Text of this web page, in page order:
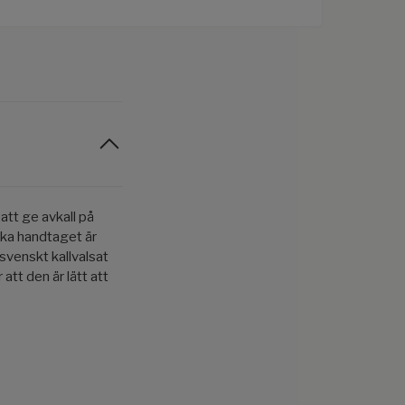
ge avkall på
handtaget är
kallvalsat
att den är lätt att